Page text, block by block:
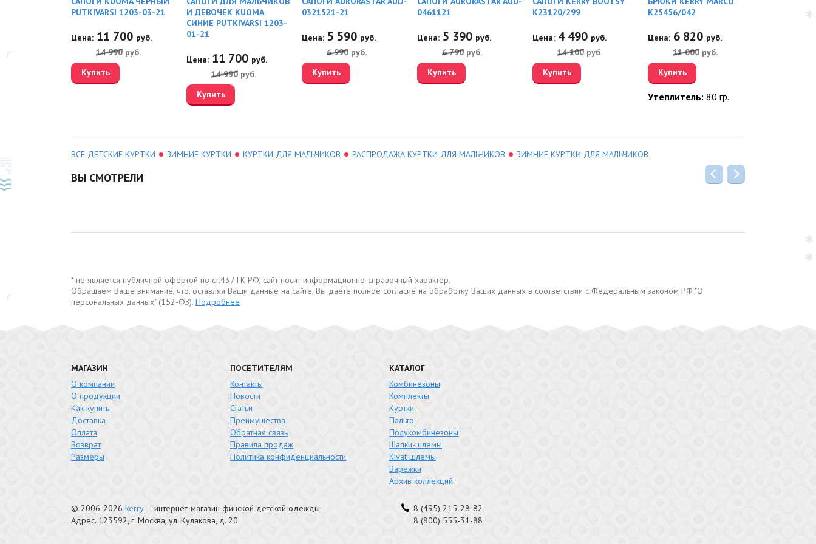
руб.
PUTKIVARSI 1203-03-21
Цена: 11 700 руб.
14 990 руб.
Купить
И ДЕВОЧЕК KUOMA
СИНИЕ PUTKIVARSI 1203-
01-21
Цена: 11 700 руб.
14 990 руб.
Купить
0321521-21
Цена: 5 590 руб.
6 990 руб.
Купить
0461121
Цена: 5 390 руб.
6 790 руб.
Купить
K23120/299
Цена: 4 490 руб.
14 100 руб.
Купить
K25456/042
Цена: 6 820 руб.
11 000 руб.
Купить
Утеплитель: 80 гр.
K25456/229
ВСЕ ДЕТСКИЕ КУРТКИ ЗИМНИЕ КУРТКИ КУРТКИ ДЛЯ МАЛЬЧИКОВ РАСПРОДАЖА КУРТКИ ДЛЯ МАЛЬЧИКОВ ЗИМНИЕ КУРТКИ ДЛЯ МАЛЬЧИКОВ
ВЫ СМОТРЕЛИ
* не является публичной офертой по ст.437 ГК РФ, сайт носит информационно-справочный характер.
Обращаем Ваше внимание, что, оставляя Ваши данные на сайте, Вы даете полное согласие на обработку Ваших данных в соответствии с Федеральным законом РФ "О
персональных данных" (152-ФЗ). Подробнее
МАГАЗИН
О компании
О продукции
Как купить
Доставка
Оплата
Возврат
Размеры
ПОСЕТИТЕЛЯМ
Контакты
Новости
Статьи
Преимущества
Обратная связь
Правила продаж
Политика конфиденциальности
КАТАЛОГ
Комбинезоны
Комплекты
Куртки
Пальто
Полукомбинезоны
Шапки-шлемы
Kivat шлемы
Варежки
Архив коллекций
© 2006-2026 kerry— интернет-магазин финской детской одежды
Адрес. 123592, г. Москва, ул. Кулакова, д. 20
8 (495) 215-28-82
8 (800) 555-31-88